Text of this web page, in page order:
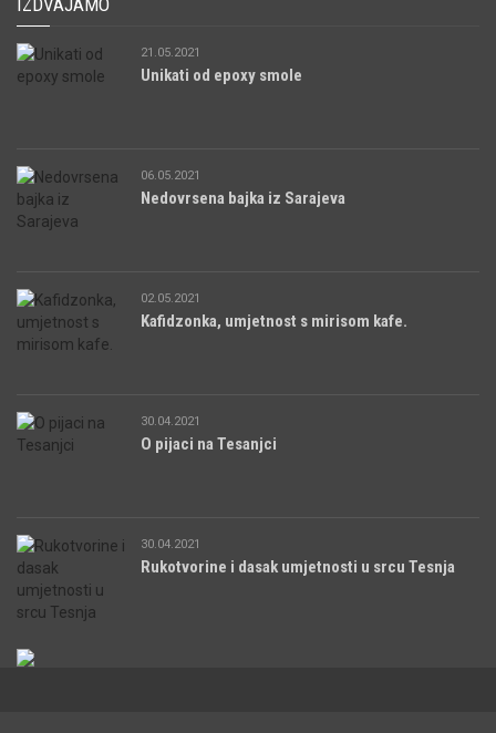
IZDVAJAMO
21.05.2021
Unikati od epoxy smole
06.05.2021
Nedovrsena bajka iz Sarajeva
02.05.2021
Kafidzonka, umjetnost s mirisom kafe.
30.04.2021
O pijaci na Tesanjci
30.04.2021
Rukotvorine i dasak umjetnosti u srcu Tesnja